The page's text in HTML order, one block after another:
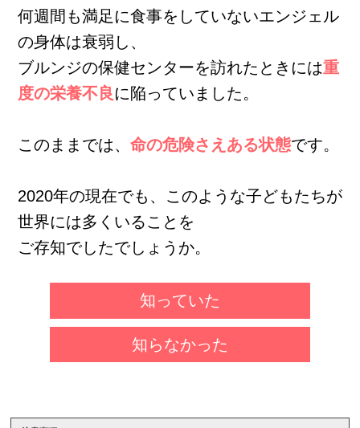
何週間も満足に食事をしていないエンジェル
の身体は衰弱し、
ブルンジの保健センターを訪れたときには重
度の栄養不良に陥っていました。
このままでは、 命の危険さえある状態です。
2020年の現在でも、このような子どもたちが
世界には多くいることを
ご存知でしたでしょうか。
知っていた
知らなかった